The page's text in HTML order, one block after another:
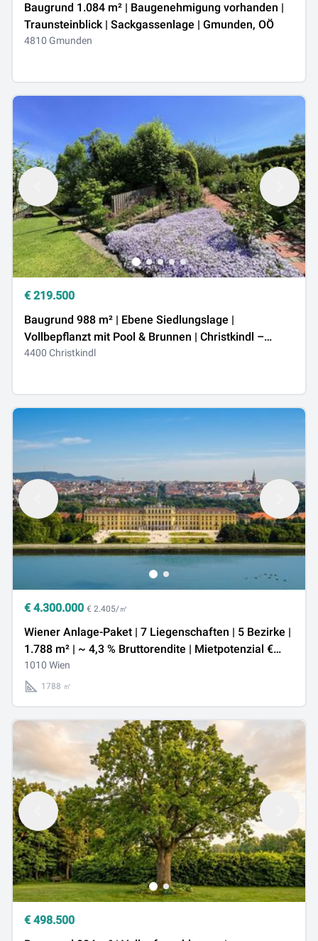
Baugrund 1.084 m² | Baugenehmigung vorhanden |
Traunsteinblick | Sackgassenlage | Gmunden, OÖ
4810 Gmunden
€ 219.500
Baugrund 988 m² | Ebene Siedlungslage |
Vollbepflanzt mit Pool & Brunnen | Christkindl –
unweit Steyr
4400 Christkindl
€ 4.300.000 € 2.405/㎡
Wiener Anlage-Paket | 7 Liegenschaften | 5 Bezirke |
1.788 m² | ~ 4,3 % Bruttorendite | Mietpotenzial €
185.000 p.a.
1010 Wien
1788 ㎡
€ 498.500